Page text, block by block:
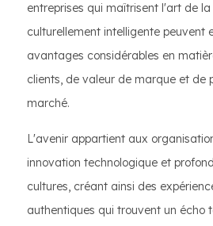
entreprises qui maîtrisent l'art de
culturellement intelligente peuvent
avantages considérables en
clients, de valeur de marque et de
marché.
L'avenir appartient aux
innovation technologique et
cultures, créant ainsi des
authentiques qui trouvent un écho